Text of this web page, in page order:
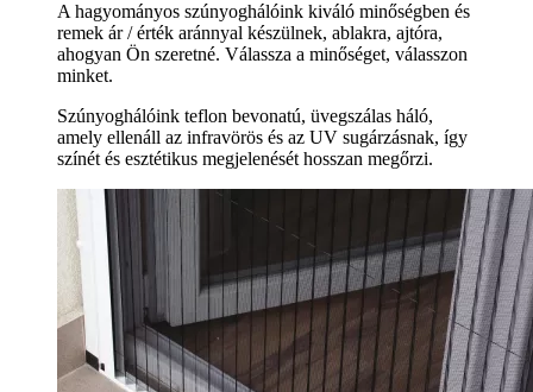
A hagyományos szúnyoghálóink kiváló minőségben és
remek ár / érték aránnyal készülnek, ablakra, ajtóra,
ahogyan Ön szeretné. Válassza a minőséget, válasszon
minket.
Szúnyoghálóink teflon bevonatú, üvegszálas háló,
amely ellenáll az infravörös és az UV sugárzásnak, így
színét és esztétikus megjelenését hosszan megőrzi.